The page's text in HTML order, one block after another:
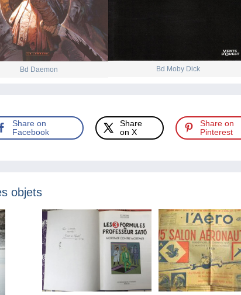
Bd Daemon Bd Moby Dick
Share on
Facebook
Share
on X
Share on
Pinterest
objets